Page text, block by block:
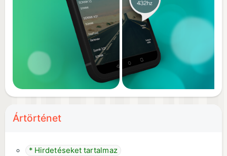
Ártörténet
* Hirdetéseket tartalmaz